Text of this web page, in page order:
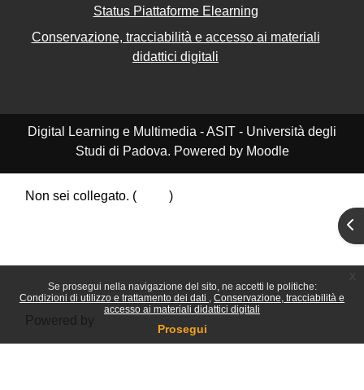
Se prosegui nella navigazione del sito, ne accetti le politiche:
Condizioni di utilizzo e trattamento dei dati
Conservazione, tracciabilità e
accesso ai materiali didattici digitali
Prosegui
Status Piattaforme Elearning
Conservazione, tracciabilità e accesso ai materiali
didattici digitali
Digital Learning e Multimedia - ASIT - Università degli
Studi di Padova. Powered by Moodle
Non sei collegato. (
)
Powered by